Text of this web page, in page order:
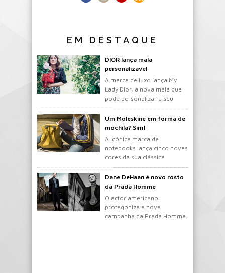
EM DESTAQUE
DIOR lança mala
personalizavel
A marca de luxo lança My
Lady Dior, a nova mala que
pode personalizar a seu
gosto.
Um Moleskine em forma de
mochila? Sim!
A icónica marca de
notebooks lança cinco novas
cores da sua clássica
mochila.
Dane DeHaan é novo rosto
da Prada Homme
O actor americano
protagoniza a nova
campanha da Prada Homme.